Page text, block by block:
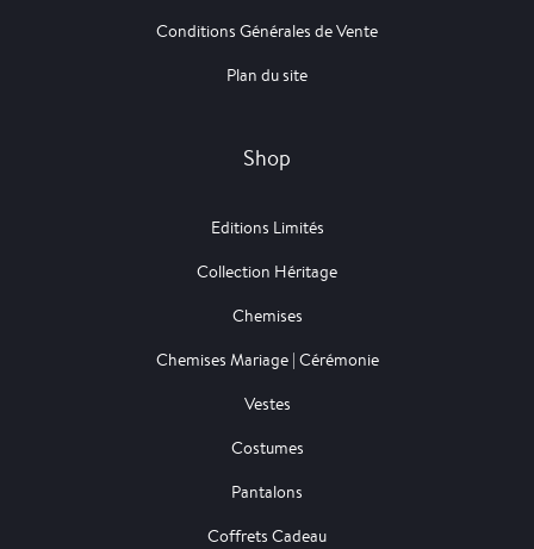
Conditions Générales de Vente
Plan du site
Shop
Editions Limités
Collection Héritage
Chemises
Chemises Mariage | Cérémonie
Vestes
Costumes
Pantalons
Coffrets Cadeau